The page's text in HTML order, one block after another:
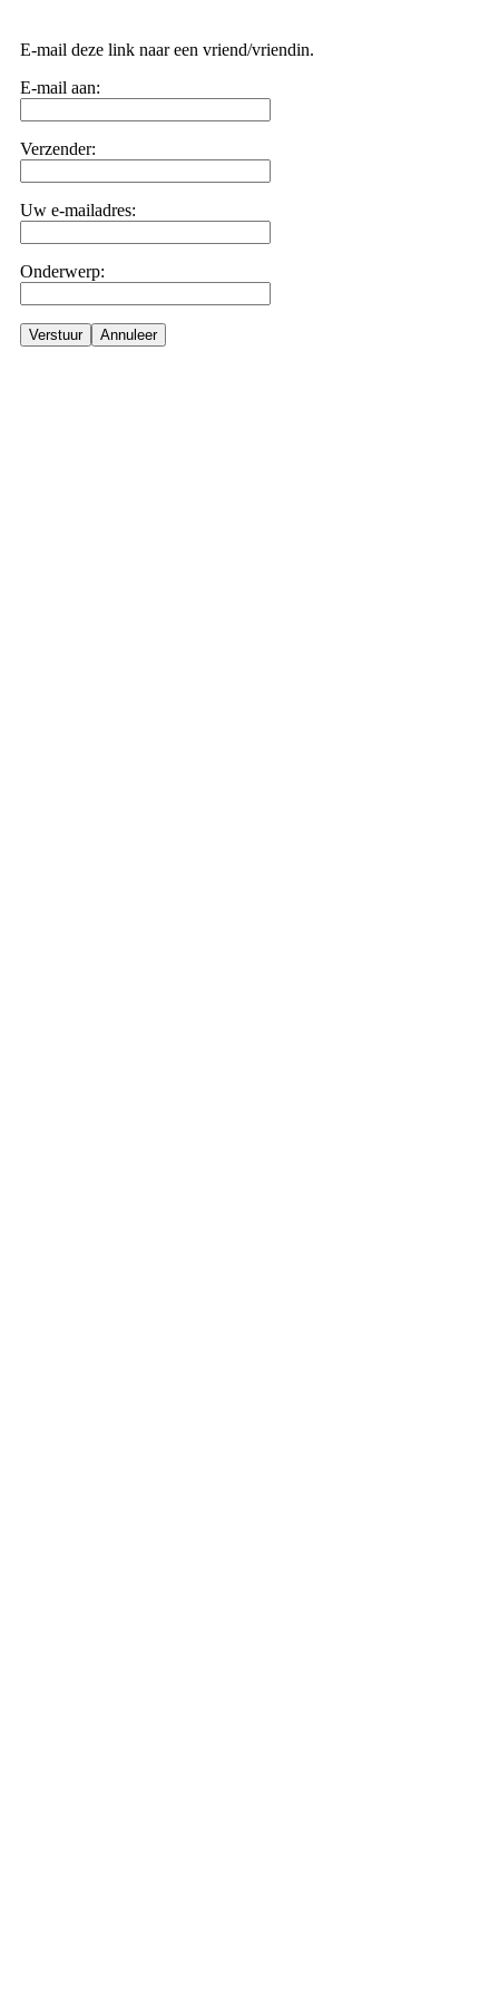
E-mail deze link naar een vriend/vriendin.
E-mail aan:
Verzender:
Uw e-mailadres:
Onderwerp:
Verstuur Annuleer